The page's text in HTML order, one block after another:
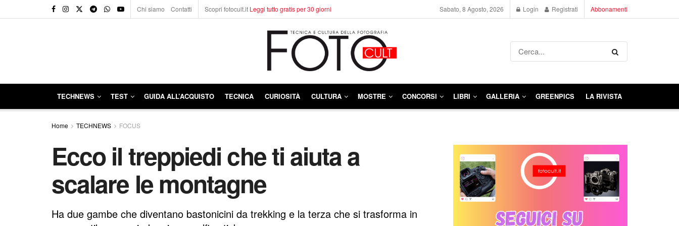
Chi siamo Contatti Scopri fotocult.it Leggi tutto gratis per 30 giorni Sabato, 8 Agosto, 2026 Login Registrati Abbonamenti
TECHNEWS TEST GUIDA ALL’ACQUISTO TECNICA CURIOSITÀ CULTURA MOSTRE CONCORSI LIBRI GALLERIA GREENPICS LA RIVISTA
Home TECHNEWS FOCUS
Ecco il treppiedi che ti aiuta a
scalare le montagne
Ha due gambe che diventano bastonicini da trekking e la terza che si trasforma in